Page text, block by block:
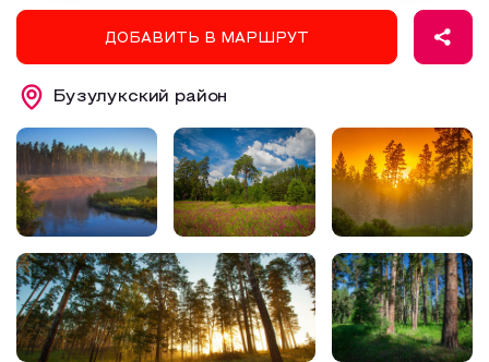
Автотуризм
Образовательный туризм
Аттестованные экскурсоводы
Маршруты от экскурсоводов
Доступная среда
СУВЕНИРЫ
ДОБАВИТЬ В МАРШРУТ
Бузулукский район